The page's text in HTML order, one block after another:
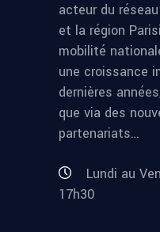
acteur du
et la région
mobilité
une croissance
dernières
que via des
partenariats…
Lundi au
17h30